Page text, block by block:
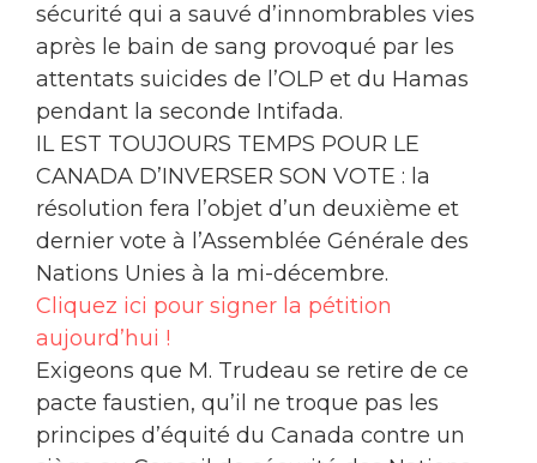
sécurité qui a sauvé d’innombrables vies
après le bain de sang provoqué par les
attentats suicides de l’OLP et du Hamas
pendant la seconde Intifada.
IL EST TOUJOURS TEMPS POUR LE
CANADA D’INVERSER SON VOTE : la
résolution fera l’objet d’un deuxième et
dernier vote à l’Assemblée Générale des
Nations Unies à la mi-décembre.
Cliquez ici pour signer la pétition
aujourd’hui !
Exigeons que M. Trudeau se retire de ce
pacte faustien, qu’il ne troque pas les
principes d’équité du Canada contre un